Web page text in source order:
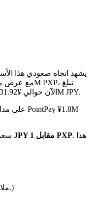
يشهد اتجاه صعودي هذا
القيمة السوقية الإجمالية لـ PointPay الآن حوالي ¥131.92M JPY.
هو ¥4.4 JPY مقابل 1 PXP. هذا
(ملاحظة: لا تشمل الرسوم و تكاليف الغاز.)